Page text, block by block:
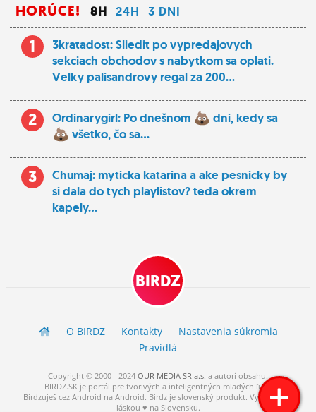
HORÚCE! 8H 24H 3 DNI
1
3kratadost: Sliedit po vypredajovych
sekciach obchodov s nabytkom sa oplati.
Velky palisandrovy regal za 200...
2 Ordinarygirl: Po dnešnom
dni, kedy sa
všetko, čo sa...
3
Chumaj: myticka katarina a ake pesnicky by
si dala do tych playlistov? teda okrem
kapely...
BIRDZ
O BIRDZ Kontakty
Nastavenia súkromia
Pravidlá
Copyright © 2000 - 2024 OUR MEDIA SR a.s. a autori obsahu.
BIRDZ.SK je portál pre tvorivých a inteligentných mladých ľudí.
Birdzuješ cez Android na Android. Birdz je slovenský produkt. Vytvorené s
láskou ♥ na Slovensku.